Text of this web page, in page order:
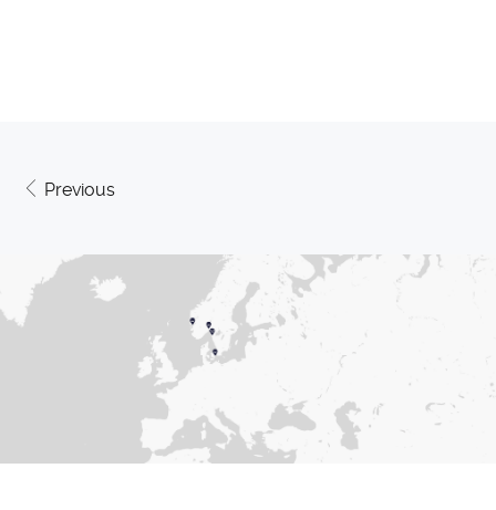
Previous